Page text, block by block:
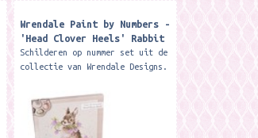
Wrendale Paint by Numbers -
'Head Clover Heels' Rabbit
Schilderen op nummer set uit de
collectie van Wrendale Designs.
voorbedrukte canvas van 40 x 40
cm, waarbij je de genummerde...